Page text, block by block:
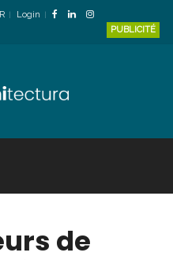
Login
PUBLICITÉ
de